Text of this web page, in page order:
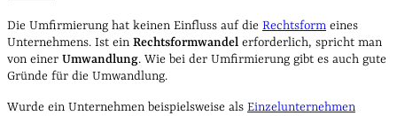
Die Umfirmierung hat keinen Einfluss auf die Rechtsform eines
Unternehmens. Ist ein Rechtsformwandel erforderlich, spricht man
von einer Umwandlung. Wie bei der Umfirmierung gibt es auch gute
Gründe für die Umwandlung.
Wurde ein Unternehmen beispielsweise als Einzelunternehmen